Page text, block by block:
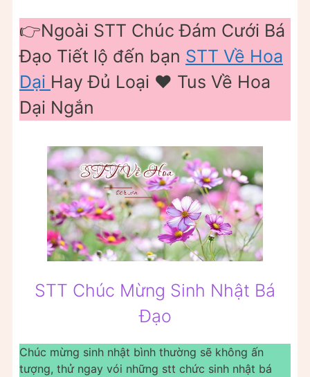
👉Ngoài STT Chúc Đám Cưới Bá
Đạo Tiết lộ đến bạn STT Về Hoa
Dại Hay Đủ Loại ❤️️ Tus Về Hoa
Dại Ngắn
STT Chúc Mừng Sinh Nhật Bá
Đạo
Chúc mừng sinh nhật bình thường sẽ không ấn
tượng, thử ngay vói những stt chức sinh nhật bá